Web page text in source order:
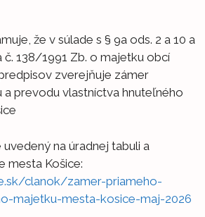
že v súlade s § 9a ods. 2 a 10 a
č. 138/1991 Zb. o majetku obcí
zverejňuje zámer
a prevodu vlastníctva hnuteľného
na úradnej tabuli a
mesta Košice:
clanok/zamer-priameho-
majetku-mesta-kosice-maj-2026